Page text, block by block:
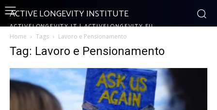
ACTIVE LONGEVITY INSTITUTE
ACTIVELONGEVITY.IT | ACTIVELONGEVITY.EU
Home Tags Lavoro e Pensionamento
Tag: Lavoro e Pensionamento